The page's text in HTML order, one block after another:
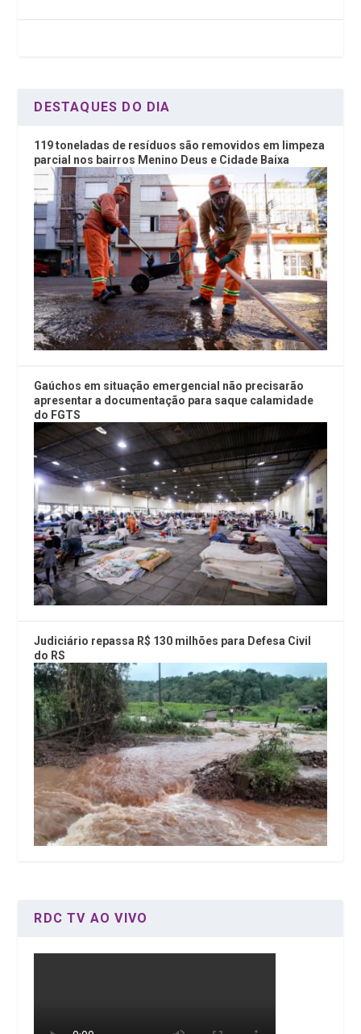
o
n
A
DESTAQUES DO DIA
119 toneladas de resíduos são removidos em limpeza
parcial nos bairros Menino Deus e Cidade Baixa
Gaúchos em situação emergencial não precisarão
apresentar a documentação para saque calamidade
do FGTS
Judiciário repassa R$ 130 milhões para Defesa Civil
do RS
RDC TV AO VIVO